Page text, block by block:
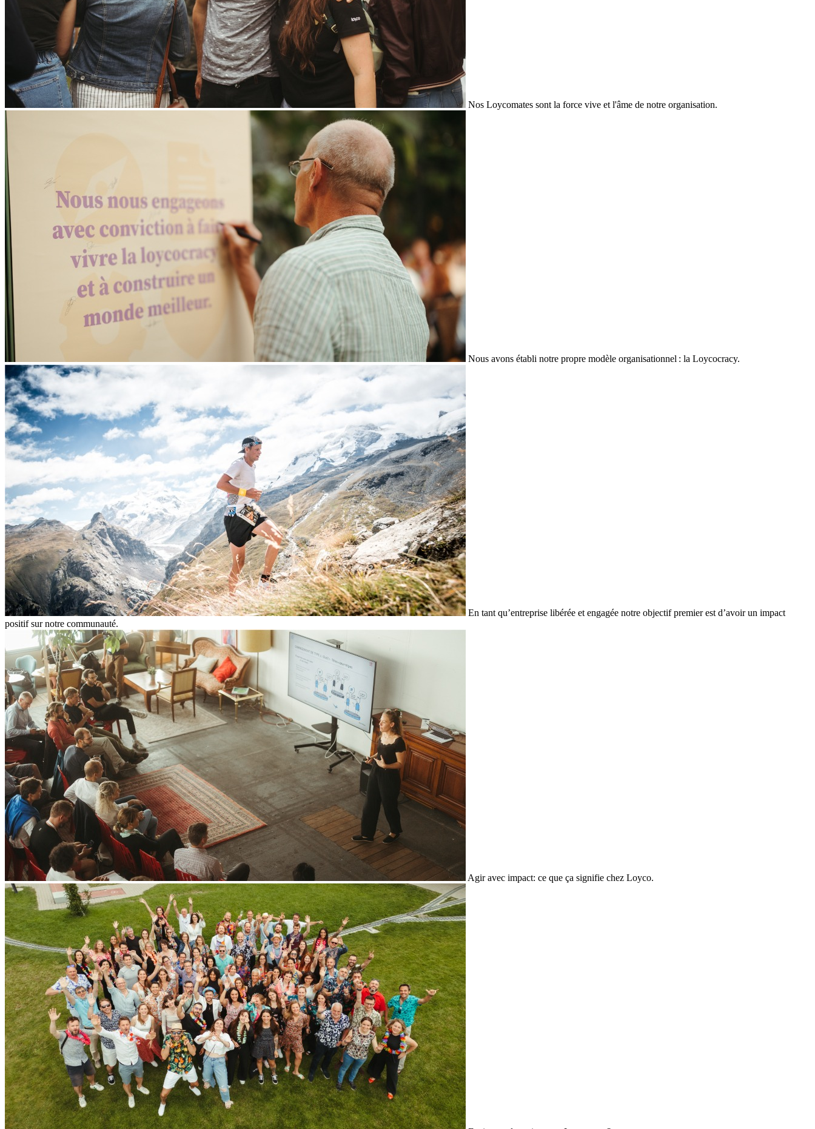
Nos Loycomates sont la force vive et l'âme de notre organisation.
Nous avons établi notre propre modèle organisationnel : la Loycocracy.
En tant qu’entreprise libérée et engagée notre objectif premier est d’avoir un impact
positif sur notre communauté.
Agir avec impact: ce que ça signifie chez Loyco.